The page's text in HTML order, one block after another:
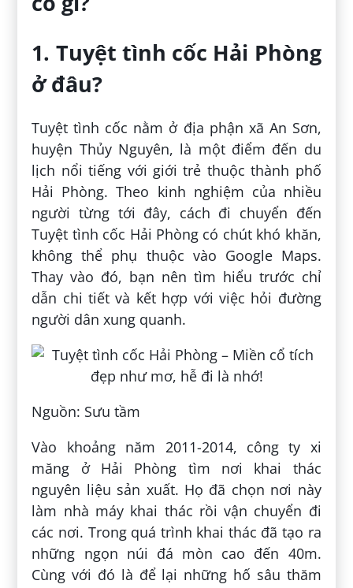
1. Tuyệt tình cốc Hải Phòng
ở đâu?
Tuyệt tình cốc nằm ở địa phận xã An Sơn,
huyện Thủy Nguyên, là một điểm đến du
lịch nổi tiếng với giới trẻ thuộc thành phố
Hải Phòng. Theo kinh nghiệm của nhiều
người từng tới đây, cách đi chuyển đến
Tuyệt tình cốc Hải Phòng có chút khó khăn,
không thể phụ thuộc vào Google Maps.
Thay vào đó, bạn nên tìm hiểu trước chỉ
dẫn chi tiết và kết hợp với việc hỏi đường
người dân xung quanh.
Nguồn: Sưu tầm
Vào khoảng năm 2011-2014, công ty xi
măng ở Hải Phòng tìm nơi khai thác
nguyên liệu sản xuất. Họ đã chọn nơi này
làm nhà máy khai thác rồi vận chuyển đi
các nơi. Trong quá trình khai thác đã tạo ra
những ngọn núi đá mòn cao đến 40m.
Cùng với đó là để lại những hố sâu thăm